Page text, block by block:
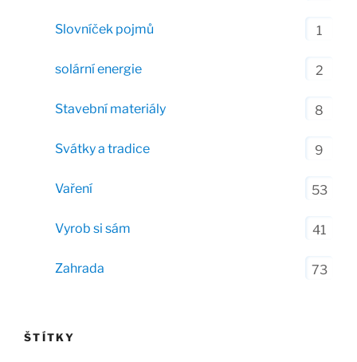
Slovníček pojmů 1
solární energie 2
Stavební materiály 8
Svátky a tradice 9
Vaření 53
Vyrob si sám 41
Zahrada 73
ŠTÍTKY